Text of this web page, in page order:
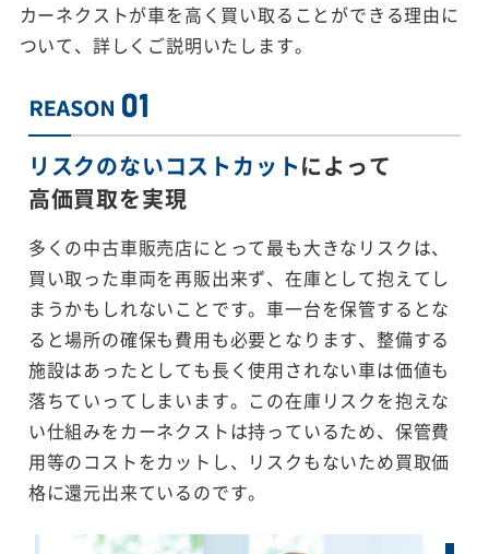
カーネクストが車を高く買い取ることができる理由に
ついて、詳しくご説明いたします。
リスクのないコストカットによって
高価買取を実現
多くの中古車販売店にとって最も大きなリスクは、
買い取った車両を再販出来ず、在庫として抱えてし
まうかもしれないことです。車一台を保管するとな
ると場所の確保も費用も必要となります、整備する
施設はあったとしても長く使用されない車は価値も
落ちていってしまいます。この在庫リスクを抱えな
い仕組みをカーネクストは持っているため、保管費
用等のコストをカットし、リスクもないため買取価
格に還元出来ているのです。